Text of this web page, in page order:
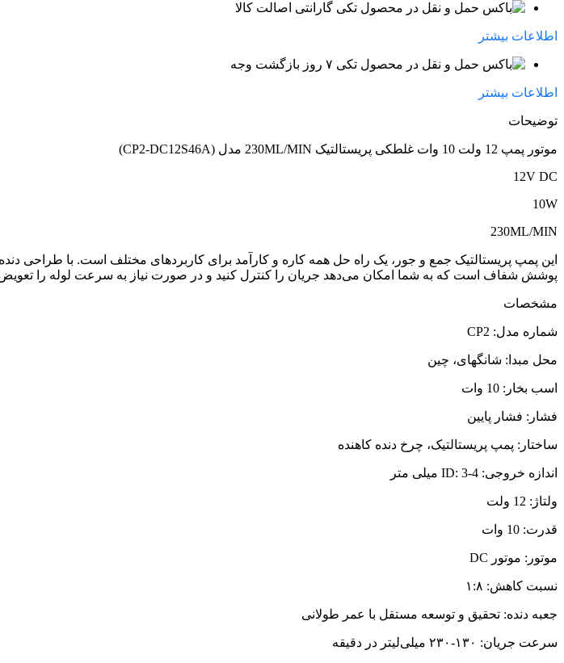
گارانتی اصالت کالا
اطلاعات بیشتر
۷ روز بازگشت وجه
اطلاعات بیشتر
توضیحات
موتور پمپ 12 ولت 10 وات غلطکی پریستالتیک 230ML/MIN مدل (CP2-DC12S46A)
12V DC
10W
230ML/MIN
این پمپ پریستالتیک جمع و جور، یک راه حل همه کاره و کارآمد برای کاربردهای مختلف است. با طراحی
پوشش شفاف است که به شما امکان می‌دهد جریان را کنترل کنید و در صورت نیاز به سرعت لوله را تعویض
مشخصات
شماره مدل: CP2
محل مبدا: شانگهای، چین
اسب بخار: 10 وات
فشار: فشار پایین
ساختار: پمپ پریستالتیک، چرخ دنده کاهنده
اندازه خروجی: ID: 3-4 میلی متر
ولتاژ: 12 ولت
قدرت: 10 وات
موتور: موتور DC
نسبت کاهش: ۱:۸
جعبه دنده: تحقیق و توسعه مستقل با عمر طولانی
سرعت جریان: ۱۳۰-۲۳۰ میلی‌لیتر در دقیقه